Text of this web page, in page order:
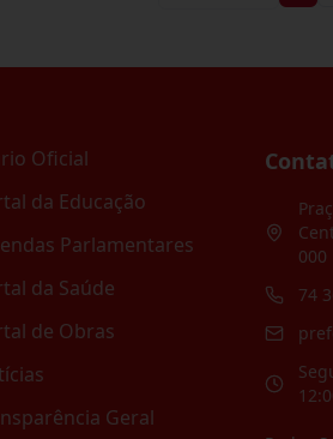
Oficial
da Educação
Parlamentares
da Saúde
de Obras
Geral
000
74